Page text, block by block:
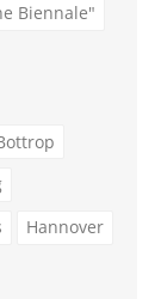
Biennale"
Hannover